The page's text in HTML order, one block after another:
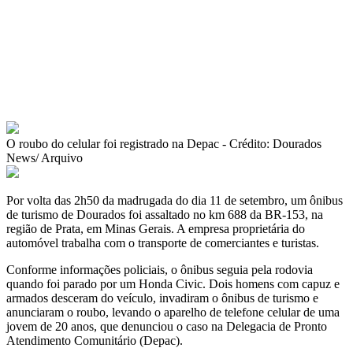
O roubo do celular foi registrado na Depac - Crédito: Dourados
News/ Arquivo
Por volta das 2h50 da madrugada do dia 11 de setembro, um ônibus
de turismo de Dourados foi assaltado no km 688 da BR-153, na
região de Prata, em Minas Gerais. A empresa proprietária do
automóvel trabalha com o transporte de comerciantes e turistas.
Conforme informações policiais, o ônibus seguia pela rodovia
quando foi parado por um Honda Civic. Dois homens com capuz e
armados desceram do veículo, invadiram o ônibus de turismo e
anunciaram o roubo, levando o aparelho de telefone celular de uma
jovem de 20 anos, que denunciou o caso na Delegacia de Pronto
Atendimento Comunitário (Depac).